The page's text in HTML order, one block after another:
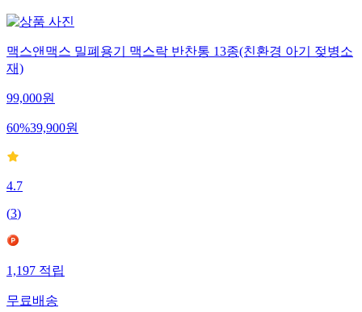
맥스앤맥스 밀폐용기 맥스락 반찬통 13종(친환경 아기 젖병소
재)
99,000원
60%39,900원
4.7
(3)
1,197 적립
무료배송